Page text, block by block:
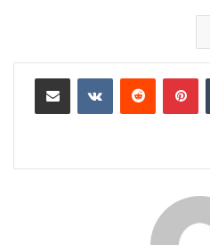
بينتيريست مشاركة عبر البريد